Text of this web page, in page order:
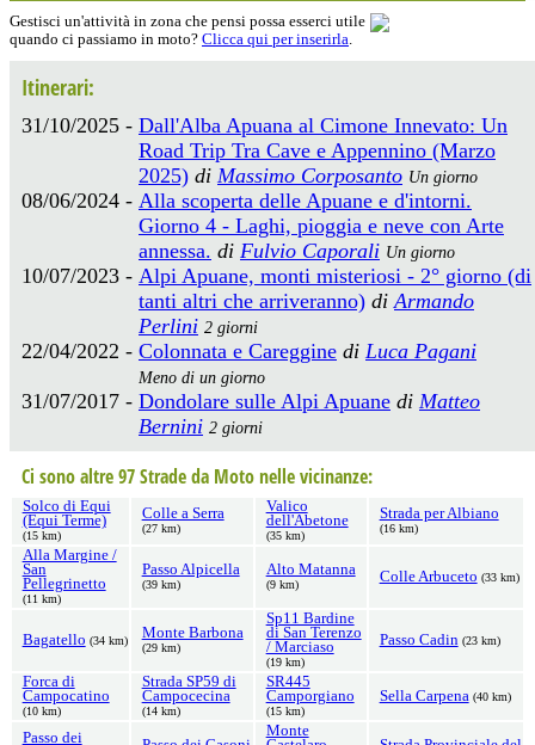
Gestisci un'attività in zona che pensi possa esserci utile
quando ci passiamo in moto? Clicca qui per inserirla.
Itinerari:
31/10/2025 - Dall'Alba Apuana al Cimone Innevato: Un
Road Trip Tra Cave e Appennino (Marzo
2025) di Massimo Corposanto Un giorno
08/06/2024 - Alla scoperta delle Apuane e d'intorni.
Giorno 4 - Laghi, pioggia e neve con Arte
annessa. di Fulvio Caporali Un giorno
10/07/2023 - Alpi Apuane, monti misteriosi - 2° giorno (di
tanti altri che arriveranno) di Armando
Perlini 2 giorni
22/04/2022 - Colonnata e Careggine di Luca Pagani
Meno di un giorno
31/07/2017 - Dondolare sulle Alpi Apuane di Matteo
Bernini 2 giorni
Ci sono altre 97 Strade da Moto nelle vicinanze:
Solco di Equi
(Equi Terme)
(15 km)
Colle a Serra
(27 km)
Valico
dell'Abetone
(35 km)
Strada per Albiano
(16 km)
Alla Margine /
San
Pellegrinetto
(11 km)
Passo Alpicella
(39 km)
Alto Matanna
(9 km) Colle Arbuceto (33 km)
Bagatello (34 km) Monte Barbona
(29 km)
Sp11 Bardine
di San Terenzo
/ Marciaso
(19 km)
Passo Cadin (23 km)
Forca di
Campocatino
(10 km)
Strada SP59 di
Campocecina
(14 km)
SR445
Camporgiano
(15 km)
Sella Carpena (40 km)
Passo dei
Monte